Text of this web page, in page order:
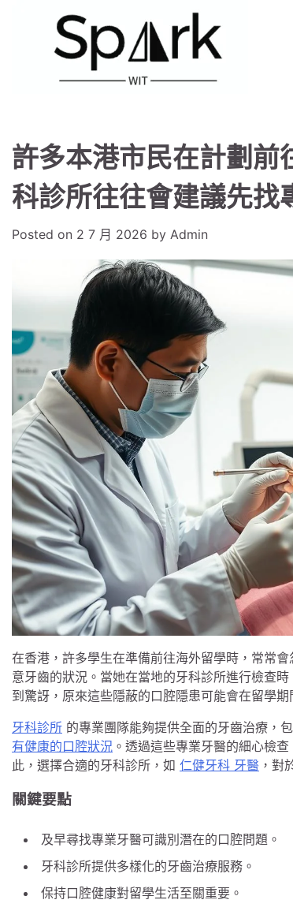
許多本港市民在計劃前
科診所往往會建議先找
Posted on 2 7 月 2026 by Admin
在香港，許多學生在準備前往海外留學時，常常
意牙齒的狀況。當她在當地的牙科診所進行檢查
到驚訝，原來這些隱蔽的口腔隱患可能會在留學期
牙科診所 的專業團隊能夠提供全面的牙齒治療，
有健康的口腔狀況 。透過這些專業牙醫的細心檢
此，選擇合適的牙科診所，如 仁健牙科 牙醫 ，對
關鍵要點
及早尋找專業牙醫可識別潛在的口腔問題。
牙科診所提供多樣化的牙齒治療服務。
保持口腔健康對留學生活至關重要。